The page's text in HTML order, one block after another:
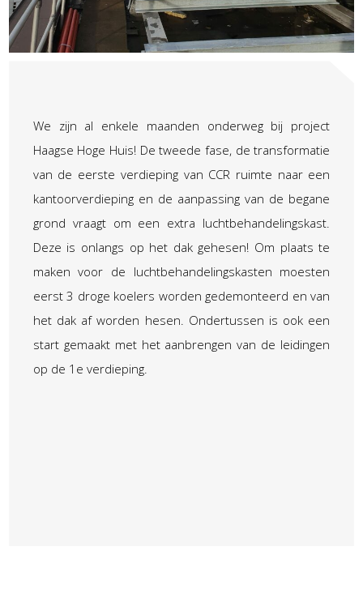
We zijn al enkele maanden onderweg bij project
Haagse Hoge Huis! De tweede fase, de transformatie
van de eerste verdieping van CCR ruimte naar een
kantoorverdieping en de aanpassing van de begane
grond vraagt om een extra luchtbehandelingskast.
Deze is onlangs op het dak gehesen! Om plaats te
maken voor de luchtbehandelingskasten moesten
eerst 3 droge koelers worden gedemonteerd en van
het dak af worden hesen. Ondertussen is ook een
start gemaakt met het aanbrengen van de leidingen
op de 1e verdieping.